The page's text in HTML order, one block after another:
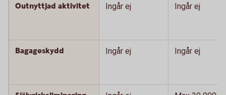
Outnyttjad aktivitet Ingår ej Ingår ej
Bagageskydd Ingår ej Ingår ej